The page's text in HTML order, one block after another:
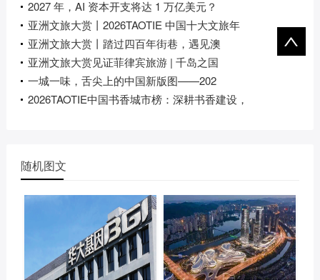
2027 年，AI 资本开支将达 1 万亿美元？
亚洲文旅大赏丨2026TAOTIE 中国十大文旅年
亚洲文旅大赏丨踏过四百年街巷，遇见澳
亚洲文旅大赏见证菲律宾旅游 | 千岛之国
一城一味，舌尖上的中国新版图——202
2026TAOTIE中国书香城市榜：深耕书香建设，
随机图文